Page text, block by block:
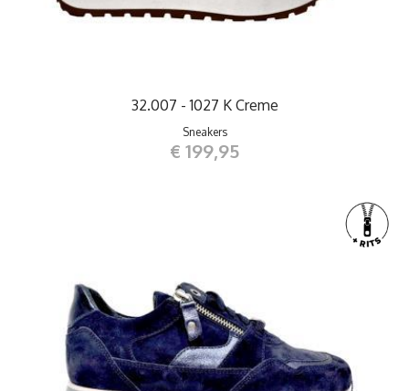
32.007 - 1027 K Creme
Sneakers
€ 199,95